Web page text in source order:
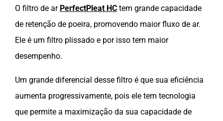
O filtro de ar PerfectPleat HC tem grande capacidade
de retenção de poeira, promovendo maior fluxo de ar.
Ele é um filtro plissado e por isso tem maior
desempenho.
Um grande diferencial desse filtro é que sua eficiência
aumenta progressivamente, pois ele tem tecnologia
que permite a maximização da sua capacidade de